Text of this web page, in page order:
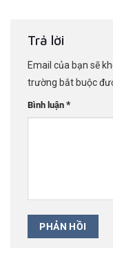
Trả lời
Email của bạn sẽ
trường bắt buộc
Bình luận *